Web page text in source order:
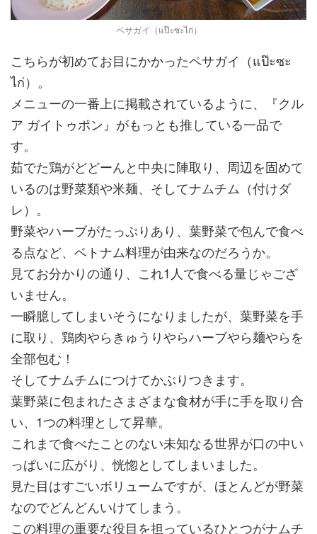
ペサガイ（แป๊ะซะไก่）
こちらが初めてお目にかかったペサガイ（แป๊ะซะ
ไก่）。
メニューの一番上に掲載されているように、『クル
ア ガイトゥポン』がもっとも推している一品で
す。
茹でた鶏がどどーんと中央に陣取り、周辺を固めて
いるのは野菜類や米麺、そしてナムチム（付けダ
レ）。
野菜やハーブがたっぷりあり、葉野菜で包んで食べ
る点など、ベトナム料理が由来なのだろうか。
見てお分かりの通り、これ1人で食べる量じゃござ
いません。
一瞬臆してしまいそうになりましたが、葉野菜を手
に取り、鶏肉やらきゅうりやらハーブやら麺やらを
全部包む！
そしてナムチムにつけてかぶりつきます。
葉野菜に包まれたさまざまな食材が手に手を取り合
い、1つの料理として昇華。
これまで食べたことのない未知なる世界が口の中い
っぱいに広がり、恍惚としてしまいました。
見た目はすごいボリュームですが、ほとんどが野菜
なのでどんどんいけてしまう。
この料理の重要な役目を担っているひとつがナムチ